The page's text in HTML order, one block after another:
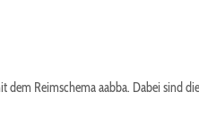
Reimschema aabba. Dabei sind